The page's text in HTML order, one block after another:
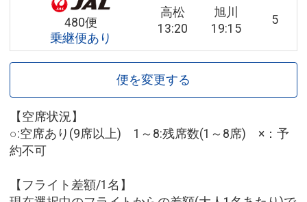
480便
乗継便あり
高松
13:20
旭川
19:15
5
便を変更する
【空席状況】
○:空席あり(9席以上) 1～8:残席数(1～8席) ×：予
約不可
【フライト差額/1名】